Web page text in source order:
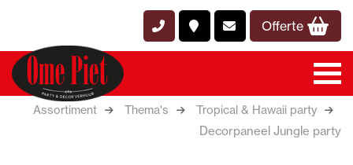
Offerte
Assortiment Thema's Tropical & Hawaii party
Decorpaneel Jungle party